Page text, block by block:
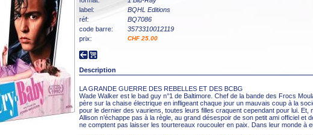
label:
BQHL Editions
réf:
BQ7086
code barre:
3573310012119
prix:
CHF 25.00
Description
LA GRANDE GUERRE DES REBELLES ET DES BCBG
Wade Walker est le bad guy n°1 de Baltimore. Chef de la bande des Frocs
père sur la chaise électrique en infligeant chaque jour un mauvais coup à la
pour le dernier des vauriens, toutes leurs filles craquent cependant pour lui. Et,
Allison n’échappe pas à la règle, au grand désespoir de son petit ami officiel et
ne comptent pas laisser les tourtereaux roucouler en paix. Dans leur monde à